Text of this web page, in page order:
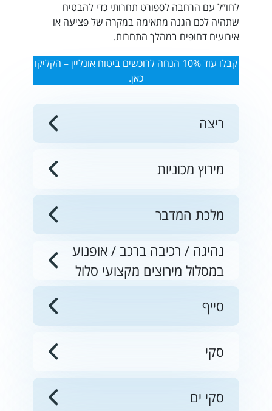
ריצה
מירוץ מכוניות
מלכת המדבר
נהיגה / רכיבה ברכב / אופנוע
במסלול מירוצים מקצועי סלול
סייף
סקי
סקי ים
לחו”ל עם הרחבה לספורט תחרותי כדי להבטיח
שתהיה לכם הגנה מתאימה במקרה של פציעה או
אירועים דחופים במהלך התחרות.
קבלו עוד 10% הנחה לרוכשים ביטוח אונליין – הקליקו
כאן.